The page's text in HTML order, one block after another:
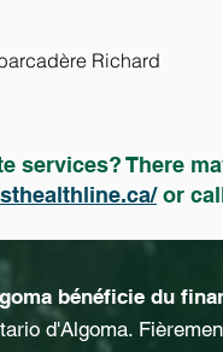
Richard
services? There
or
bénéficie du
d'Algoma.